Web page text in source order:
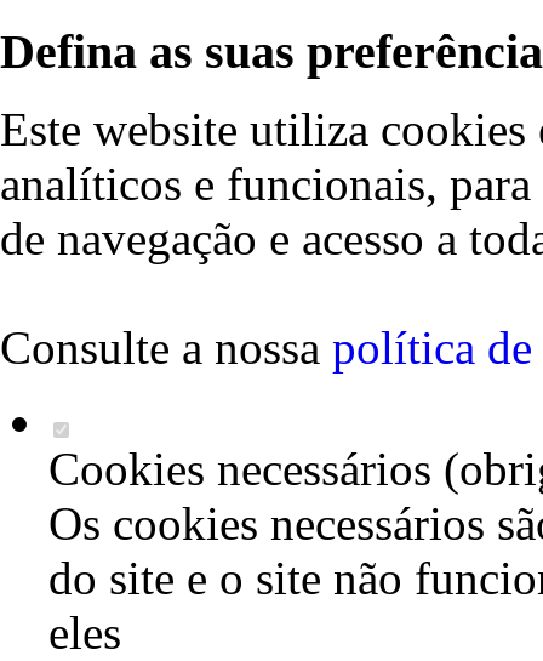
Defina as suas
Este website utiliza cookies
analíticos e funcionais,
de navegação e acesso a
Consulte a nossa política de
Cookies necessários
Os cookies necessários
do site e o site não
eles